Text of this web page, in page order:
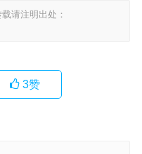
请注明出处：
3赞